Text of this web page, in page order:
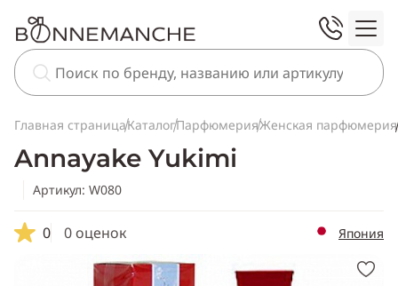
Главная страницаКаталогПарфюмерияЖенская парфюмерия
Annayake Yukimi
Артикул: W080
0 0 оценок Япония